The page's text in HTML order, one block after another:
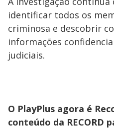
identificar todos os
criminosa e descobrir
informações
judiciais.
O PlayPlus agora é
conteúdo da RECORD